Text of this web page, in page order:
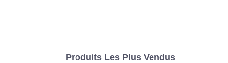
Produits Les Plus Vendus